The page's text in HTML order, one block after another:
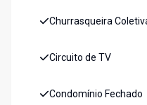
Churrasqueira
Circuito de TV
Condomínio Fechado